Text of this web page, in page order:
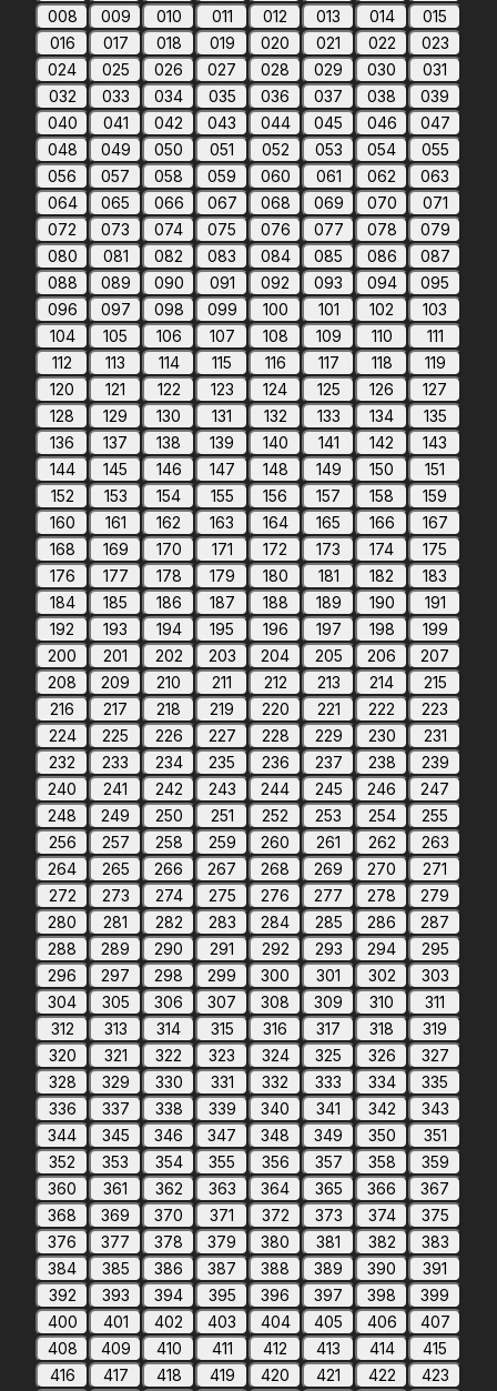
008
009 010 011 012 013 014
015
016
017 018 019 020 021 022
023
024
025 026 027 028 029 030
031
032
033 034 035 036 037 038
039
040
041 042 043 044 045 046
047
048
049 050 051 052 053 054
055
056
057 058 059 060 061 062
063
064
065 066 067 068 069 070
071
072
073 074 075 076 077 078
079
080
081 082 083 084 085 086
087
088
089 090 091 092 093 094
095
096
097 098 099 100 101 102
103
104
105 106 107 108 109 110
111
112
113 114 115 116 117 118
119
120
121 122 123 124 125 126
127
128
129 130 131 132 133 134
135
136
137 138 139 140 141 142
143
144
145 146 147 148 149 150
151
152
153 154 155 156 157 158
159
160
161 162 163 164 165 166
167
168
169 170 171 172 173 174
175
176
177 178 179 180 181 182
183
184
185 186 187 188 189 190
191
192
193 194 195 196 197 198
199
200
201 202 203 204 205 206
207
208
209 210 211 212 213 214
215
216
217 218 219 220 221 222
223
224
225 226 227 228 229 230
231
232
233 234 235 236 237 238
239
240
241 242 243 244 245 246
247
248
249 250 251 252 253 254
255
256
257 258 259 260 261 262
263
264
265 266 267 268 269 270
271
272
273 274 275 276 277 278
279
280
281 282 283 284 285 286
287
288
289 290 291 292 293 294
295
296
297 298 299 300 301 302
303
304
305 306 307 308 309 310
311
312
313 314 315 316 317 318
319
320
321 322 323 324 325 326
327
328
329 330 331 332 333 334
335
336
337 338 339 340 341 342
343
344
345 346 347 348 349 350
351
352
353 354 355 356 357 358
359
360
361 362 363 364 365 366
367
368
369 370 371 372 373 374
375
376
377 378 379 380 381 382
383
384
385 386 387 388 389 390
391
392
393 394 395 396 397 398
399
400
401 402 403 404 405 406
407
408
409 410 411 412 413 414
415
416
417 418 419 420 421 422 423